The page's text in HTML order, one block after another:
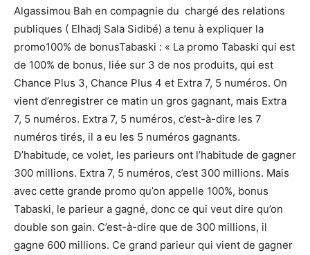
Algassimou Bah en compagnie du chargé des relations
publiques ( Elhadj Sala Sidibé) a tenu à expliquer la
promo100% de bonusTabaski : « La promo Tabaski qui est
de 100% de bonus, liée sur 3 de nos produits, qui est
Chance Plus 3, Chance Plus 4 et Extra 7, 5 numéros. On
vient d’enregistrer ce matin un gros gagnant, mais Extra
7, 5 numéros. Extra 7, 5 numéros, c’est-à-dire les 7
numéros tirés, il a eu les 5 numéros gagnants.
D’habitude, ce volet, les parieurs ont l’habitude de gagner
300 millions. Extra 7, 5 numéros, c’est 300 millions. Mais
avec cette grande promo qu’on appelle 100%, bonus
Tabaski, le parieur a gagné, donc ce qui veut dire qu’on
double son gain. C’est-à-dire que de 300 millions, il
gagne 600 millions. Ce grand parieur qui vient de gagner